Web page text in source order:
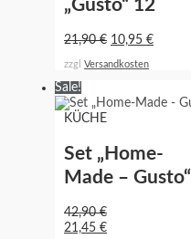
„Gusto“ 12
21,90€ 10,95 €
zzgl Versandkosten
Sale!
KÜCHE
Set „Home-
Made – Gusto“
42,90€
21,45 €